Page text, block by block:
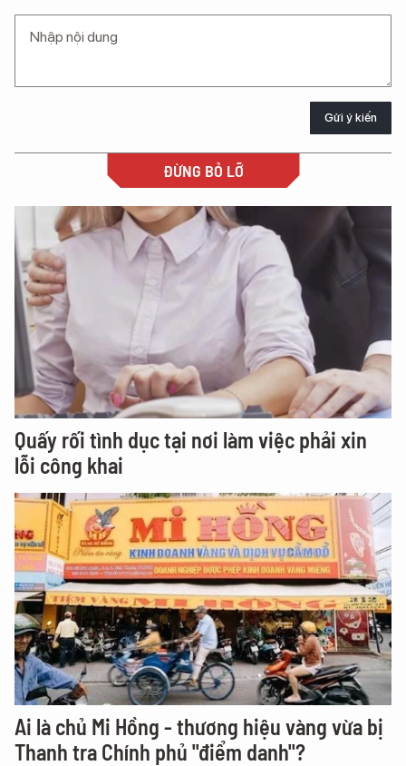
Gửi ý kiến
ĐỪNG BỎ LỠ
Quấy rối tình dục tại nơi làm việc phải xin
lỗi công khai
Ai là chủ Mi Hồng - thương hiệu vàng vừa bị
Thanh tra Chính phủ "điểm danh"?